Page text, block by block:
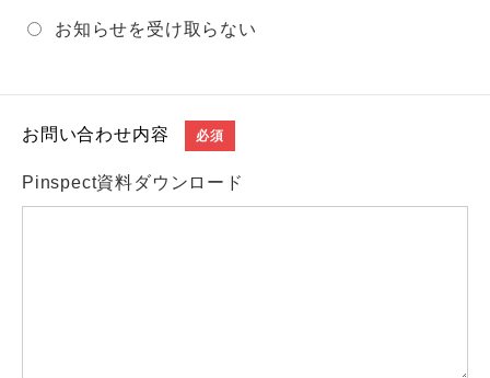
お知らせを受け取らない
お問い合わせ内容 必須
Pinspect資料ダウンロード